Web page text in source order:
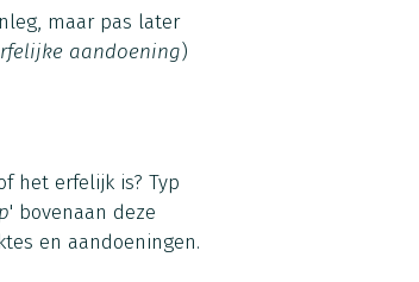
maar pas later
aandoening)
het erfelijk is? Typ
' bovenaan deze
en aandoeningen.